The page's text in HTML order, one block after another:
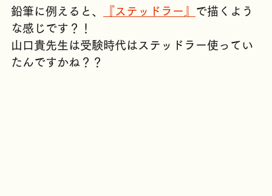
墨を使っています。
鉛筆に例えると、
な感じです？！
山口貴先生は受験時代はステッドラー使ってい